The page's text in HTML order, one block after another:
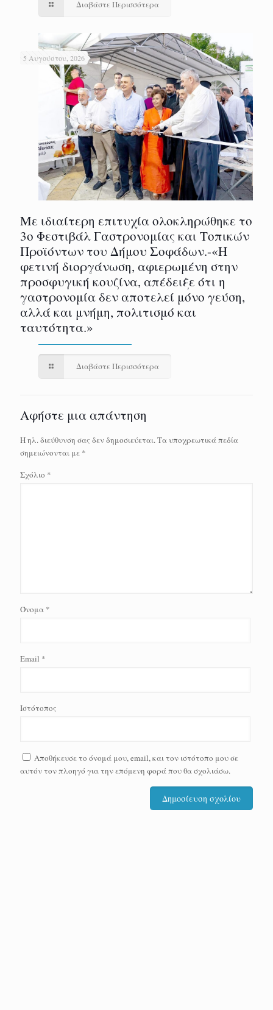
Διαβάστε Περισσότερα
5 Αυγούστου, 2026
Με ιδιαίτερη επιτυχία ολοκληρώθηκε το
3ο Φεστιβάλ Γαστρονομίας και Τοπικών
Προϊόντων του Δήμου Σοφάδων.-«Η
φετινή διοργάνωση, αφιερωμένη στην
προσφυγική κουζίνα, απέδειξε ότι η
γαστρονομία δεν αποτελεί μόνο γεύση,
αλλά και μνήμη, πολιτισμό και
ταυτότητα.»
Διαβάστε Περισσότερα
Αφήστε μια απάντηση
Η ηλ. διεύθυνση σας δεν δημοσιεύεται.Τα υποχρεωτικά πεδία
σημειώνονται με *
Σχόλιο *
Όνομα *
Email *
Ιστότοπος
Αποθήκευσε το όνομά μου, email, και τον ιστότοπο μου σε
αυτόν τον πλοηγό για την επόμενη φορά που θα σχολιάσω.